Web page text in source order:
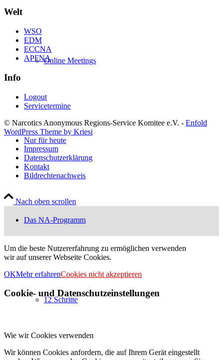
Online Meetings
Nur für heute
Das NA-Programm
12 Schritte
Welt
WSO
EDM
ECCNA
APFNA
Info
Logout
Servicetermine
© Narcotics Anonymous Regions-Service Komitee e.V. - Enfold
WordPress Theme by Kriesi
Impressum
Datenschutzerklärung
Kontakt
Bildrechtenachweis
Nach oben scrollen
Um die beste Nutzererfahrung zu ermöglichen verwenden
wir auf unserer Webseite Cookies.
OKMehr erfahrenCookies nicht akzeptieren
Cookie- und Datenschutzeinstellungen
Wie wir Cookies verwenden
Wir können Cookies anfordern, die auf Ihrem Gerät eingestellt